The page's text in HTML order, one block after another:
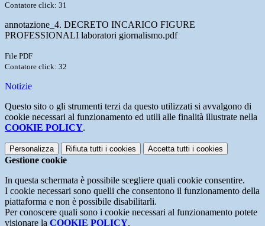
Contatore click: 31
annotazione_4. DECRETO INCARICO FIGURE
PROFESSIONALI laboratori giornalismo.pdf
File PDF
Contatore click: 32
Notizie
Questo sito o gli strumenti terzi da questo utilizzati si avvalgono di
cookie necessari al funzionamento ed utili alle finalità illustrate nella
COOKIE POLICY.
Personalizza Rifiuta tutti i cookies Accetta tutti i cookies
Gestione cookie
In questa schermata è possibile scegliere quali cookie consentire.
I cookie necessari sono quelli che consentono il funzionamento della
piattaforma e non è possibile disabilitarli.
Per conoscere quali sono i cookie necessari al funzionamento potete
visionare la COOKIE POLICY.